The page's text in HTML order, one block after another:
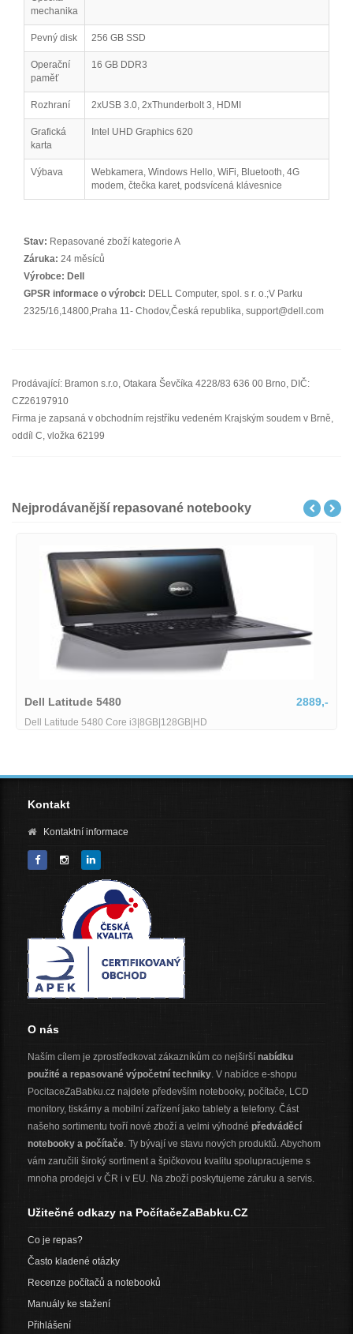
mechanika
Pevný disk 256 GB SSD
Operační
paměť
16 GB DDR3
Rozhraní 2xUSB 3.0, 2xThunderbolt 3, HDMI
Grafická
karta
Intel UHD Graphics 620
Výbava
Webkamera, Windows Hello, WiFi, Bluetooth, 4G
modem, čtečka karet, podsvícená klávesnice
Stav: Repasované zboží kategorie A
Záruka: 24 měsíců
Výrobce: Dell
GPSR informace o výrobci: DELL Computer, spol. s r. o.;V Parku
2325/16,14800,Praha 11- Chodov,Česká republika, support@dell.com
Prodávající: Bramon s.r.o, Otakara Ševčíka 4228/83 636 00 Brno, DIČ:
CZ26197910
Firma je zapsaná v obchodním rejstříku vedeném Krajským soudem v Brně,
oddíl C, vložka 62199
Nejprodávanější repasované notebooky
Dell Latitude 5480 2889,-
Dell Latitude 5480 Core i3|8GB|128GB|HD
Kontakt
Kontaktní informace
O nás
Naším cílem je zprostředkovat zákazníkům co nejširší nabídku
použité a repasované výpočetní techniky. V nabídce e-shopu
PocitaceZaBabku.cz najdete především notebooky, počítače, LCD
monitory, tiskárny a mobilní zařízení jako tablety a telefony. Část
našeho sortimentu tvoří nové zboží a velmi výhodné předváděcí
notebooky a počítače. Ty bývají ve stavu nových produktů. Abychom
vám zaručili široký sortiment a špičkovou kvalitu spolupracujeme s
mnoha prodejci v ČR i v EU. Na zboží poskytujeme záruku a servis.
Užitečné odkazy na PočítačeZaBabku.CZ
Co je repas?
Často kladené otázky
Recenze počítačů a notebooků
Manuály ke stažení
Přihlášení